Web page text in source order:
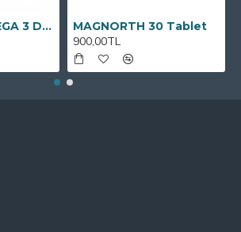
GEBYFOLL OMEGA 3 DHA MAGNORTH 30 Tablet
900,00TL